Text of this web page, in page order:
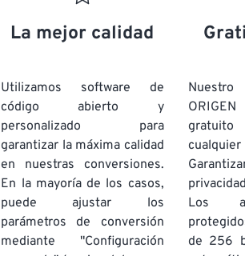
La mejor calidad
Utilizamos software de
código abierto y
personalizado para
garantizar la máxima calidad
en nuestras conversiones.
En la mayoría de los casos,
puede ajustar los
parámetros de conversión
mediante "Configuración
Los
de 256